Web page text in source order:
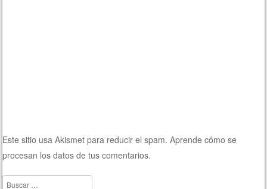
Este sitio usa Akismet para reducir el spam.Aprende cómo se
procesan los datos de tus comentarios.
Buscar